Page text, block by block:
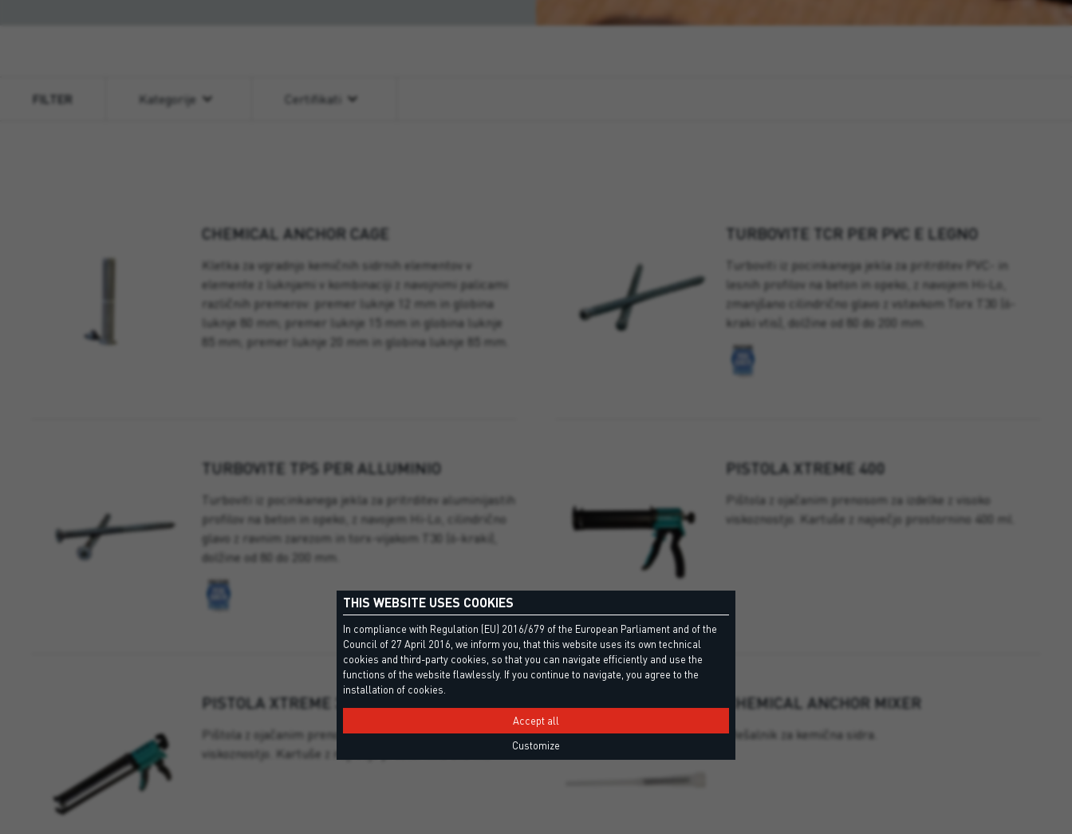
FILTER Kategorije Certifikati
CHEMICAL ANCHOR CAGE
Kletka za vgradnjo kemičnih sidrnih elementov v
elemente z luknjami v kombinaciji z navojnimi palicami
različnih premerov: premer luknje 12 mm in globina
luknje 80 mm; premer luknje 15 mm in globina luknje
85 mm; premer luknje 20 mm in globina luknje 85 mm.
TURBOVITE TCR PER PVC E LEGNO
Turboviti iz pocinkanega jekla za pritrditev PVC- in
lesnih profilov na beton in opeko, z navojem Hi-Lo,
zmanjšano cilindrično glavo z vstavkom Torx T30 (6-
kraki vtis), dolžine od 80 do 200 mm.
TURBOVITE TPS PER ALLUMINIO
Turboviti iz pocinkanega jekla za pritrditev aluminijastih
profilov na beton in opeko, z navojem Hi-Lo, cilindrično
glavo z ravnim zarezom in torx-vijakom T30 (6-kraki),
dolžine od 80 do 200 mm.
PISTOLA XTREME 400
Pištola z ojačanim prenosom za izdelke z visoko
viskoznostjo. Kartuše z največjo prostornino 400 ml.
PISTOLA XTREME 300
Pištola z ojačanim prenosom za izdelke z visoko
viskoznostjo. Kartuše z največjo prostornino 310 ml.
CHEMICAL ANCHOR MIXER
Mešalnik za kemična sidra.
THIS WEBSITE USES COOKIES
In compliance with Regulation (EU) 2016/679 of the European Parliament and of the
Council of 27 April 2016, we inform you, that this website uses its own technical
cookies and third-party cookies, so that you can navigate efficiently and use the
functions of the website flawlessly. If you continue to navigate, you agree to the
installation of cookies.
Accept all
Customize